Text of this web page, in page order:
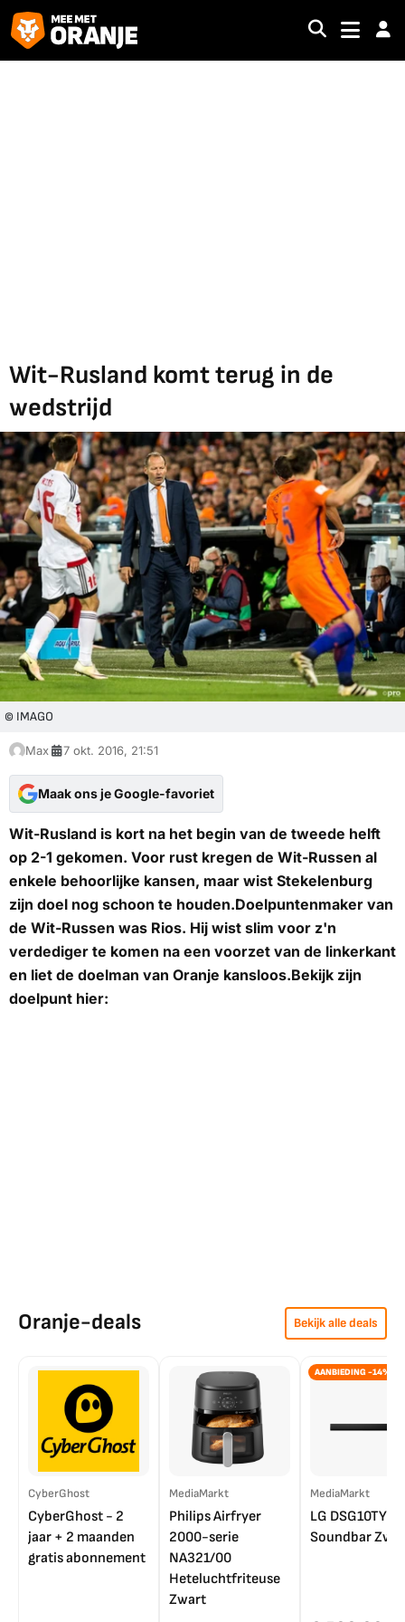
Wit-Rusland komt terug in de
wedstrijd
© IMAGO
Max 7 okt. 2016, 21:51
Maak ons je Google-favoriet
Wit-Rusland is kort na het begin van de tweede helft
op 2-1 gekomen. Voor rust kregen de Wit-Russen al
enkele behoorlijke kansen, maar wist Stekelenburg
zijn doel nog schoon te houden.Doelpuntenmaker van
de Wit-Russen was Rios. Hij wist slim voor z'n
verdediger te komen na een voorzet van de linkerkant
en liet de doelman van Oranje kansloos.Bekijk zijn
doelpunt hier:
Oranje-deals Bekijk alle deals
CyberGhost
CyberGhost - 2
jaar + 2 maanden
gratis abonnement
MediaMarkt
Philips Airfryer
2000-serie
NA321/00
Heteluchtfriteuse
Zwart
AANBIEDING -14%
MediaMarkt
LG DSG10TY
Soundbar